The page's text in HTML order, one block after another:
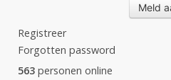
Registreer
Forgotten password
563 personen online